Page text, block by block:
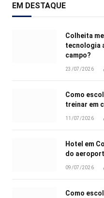
EM DESTAQUE
Colheita
tecnologia
campo?
23/07/2026
Como
treinar em
11/07/2026
Hotel em
do
09/07/2026
Como